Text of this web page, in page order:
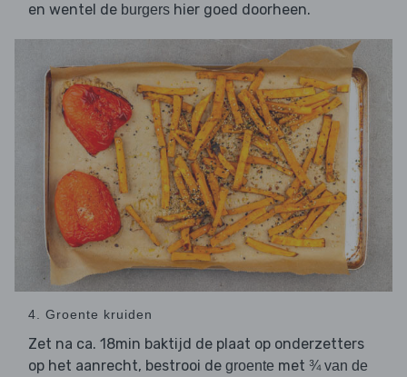
en wentel de burgers hier goed doorheen.
4. Groente kruiden
Zet na ca. 18min baktijd de plaat op onderzetters
op het aanrecht, bestrooi de groente met ¾ van de